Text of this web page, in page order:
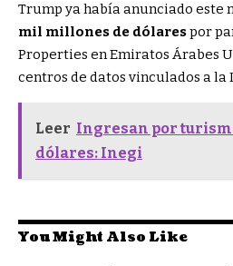
Trump ya había anunciado este
mil millones de dólarespor
Properties en Emiratos Árabes
centros de datos vinculados a la
Leer Ingresan por
dólares: Inegi
You Might Also Like